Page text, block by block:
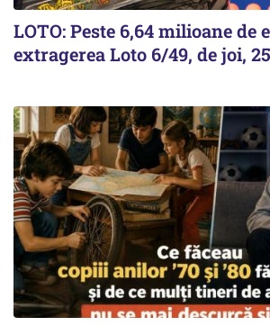
LOTO: Peste 6,64 milioane de
extragerea Loto 6/49, de joi,